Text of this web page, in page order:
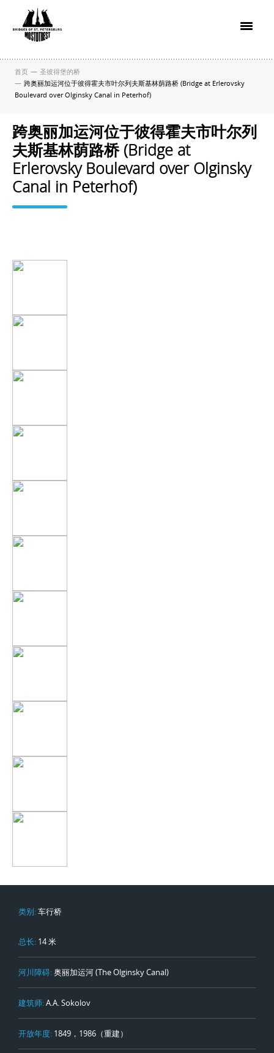
首页 — 圣彼得堡的桥
— 跨奥丽加运河位于彼得霍夫市叶尔列夫斯基林荫路桥 (Bridge at Erlerovsky
Boulevard over Olginsky Canal in Peterhof)
跨奥丽加运河位于彼得霍夫市叶尔列
夫斯基林荫路桥 (Bridge at
Erlerovsky Boulevard over Olginsky
Canal in Peterhof)
类别:车行桥
总长: 14 米
河川障碍:奥丽加运河 (The Olginsky Canal)
建筑师:A.A. Sokolov
开放年度: 1849，1986（重建）